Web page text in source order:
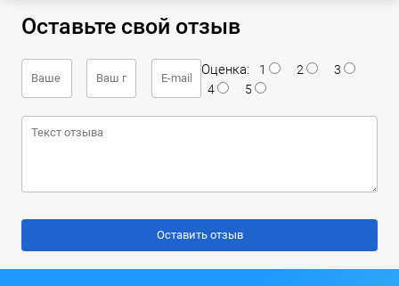
Оставьте свой отзыв
Оценка: 1 2
3
4
5